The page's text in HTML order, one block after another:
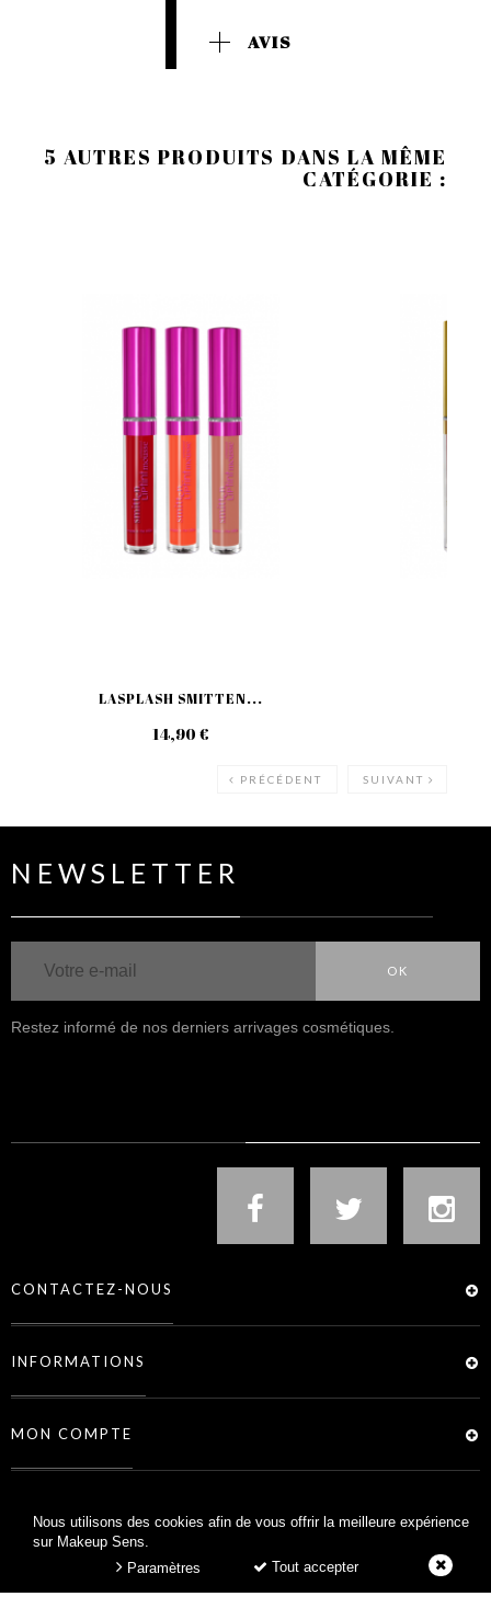
Nous utilisons des cookies afin de vous offrir la meilleure expérience
sur Makeup Sens.
Tout accepter
Paramètres
AVIS
5 AUTRES PRODUITS DANS LA MÊME
CATÉGORIE :
LASPLASH SMITTEN...
14,90 €
PRÉCÉDENT SUIVANT
NEWSLETTER
OK
Restez informé de nos derniers arrivages cosmétiques.
CONTACTEZ-NOUS
INFORMATIONS
MON COMPTE